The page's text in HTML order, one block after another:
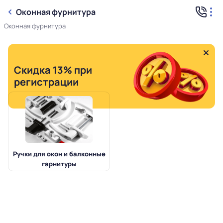
Оконная фурнитура
Оконная фурнитура
Скидка 13% при
регистрации
Ручки для окон и балконные
гарнитуры